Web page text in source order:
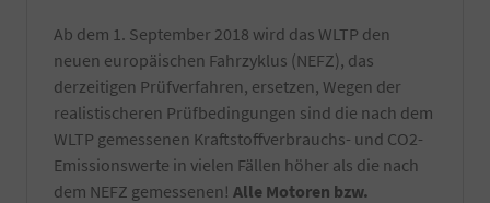
Ab dem 1. September 2018 wird das WLTP den
neuen europäischen Fahrzyklus (NEFZ), das
derzeitigen Prüfverfahren, ersetzen, Wegen der
realistischeren Prüfbedingungen sind die nach dem
WLTP gemessenen Kraftstoffverbrauchs- und CO2-
Emissionswerte in vielen Fällen höher als die nach
dem NEFZ gemessenen! Alle Motoren bzw.